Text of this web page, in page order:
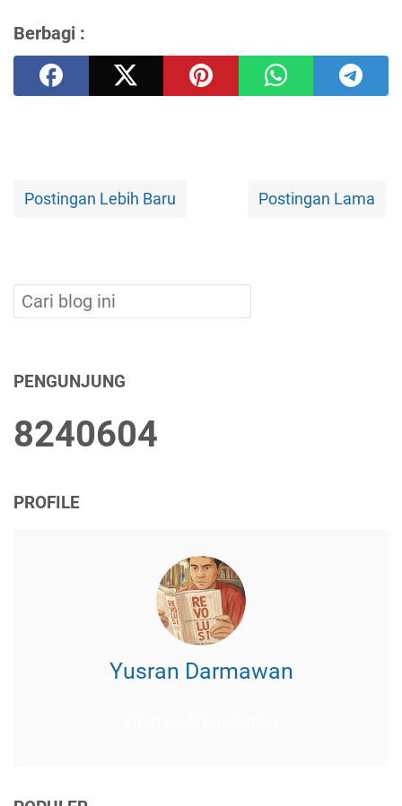
Berbagi :
Postingan Lebih Baru Postingan Lama
PENGUNJUNG
8240604
PROFILE
Yusran Darmawan